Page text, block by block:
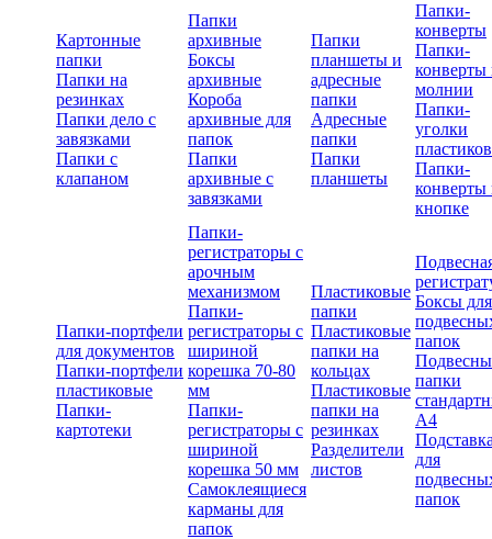
Картонные
папки
Папки на
резинках
Папки дело с
завязками
Папки с
клапаном
Папки
архивные
Боксы
архивные
Короба
архивные для
папок
Папки
архивные с
завязками
Папки
планшеты и
адресные
папки
Адресные
папки
Папки
планшеты
Папки-
конверты
Папки-
конверты
молнии
Папки-
уголки
Папки-
конверты
кнопке
Папки-портфели
для документов
Папки-портфели
пластиковые
Папки-
картотеки
Папки-
регистраторы с
арочным
механизмом
Папки-
регистраторы с
шириной
корешка 70-80
мм
Папки-
регистраторы с
шириной
корешка 50 мм
Самоклеящиеся
карманы для
папок
Пластиковые
папки
Пластиковые
папки на
кольцах
Пластиковые
папки на
резинках
Разделители
листов
Боксы для
папок
папки
А4
для
папок